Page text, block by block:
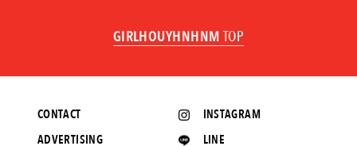
GIRLHOUYHNHNM TOP
INSTAGRAM
LINE
CONTACT
ADVERTISING